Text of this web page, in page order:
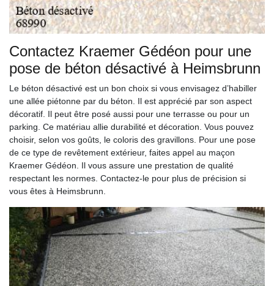
Contactez Kraemer Gédéon pour une
pose de béton désactivé à Heimsbrunn
Le béton désactivé est un bon choix si vous envisagez d’habiller
une allée piétonne par du béton. Il est apprécié par son aspect
décoratif. Il peut être posé aussi pour une terrasse ou pour un
parking. Ce matériau allie durabilité et décoration. Vous pouvez
choisir, selon vos goûts, le coloris des gravillons. Pour une pose
de ce type de revêtement extérieur, faites appel au maçon
Kraemer Gédéon. Il vous assure une prestation de qualité
respectant les normes. Contactez-le pour plus de précision si
vous êtes à Heimsbrunn.